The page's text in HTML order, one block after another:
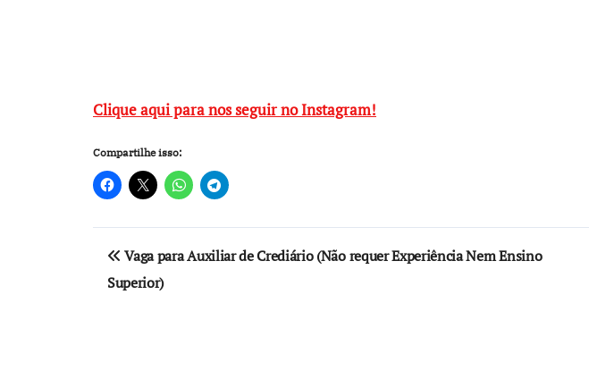
Clique aqui para nos seguir no Instagram!
Compartilhe isso:
Navegação
de
Vaga para Auxiliar de Crediário (Não requer Experiência Nem Ensino
Superior)